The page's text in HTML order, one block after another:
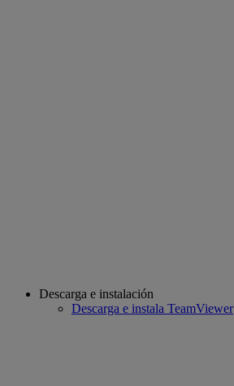
Descarga e instalación
Descarga e instala TeamViewer